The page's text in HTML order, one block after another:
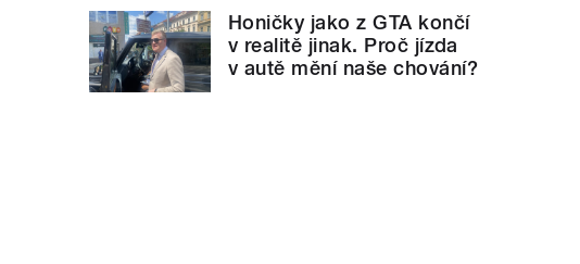
Honičky jako z GTA končí
v realitě jinak. Proč jízda
v autě mění naše chování?